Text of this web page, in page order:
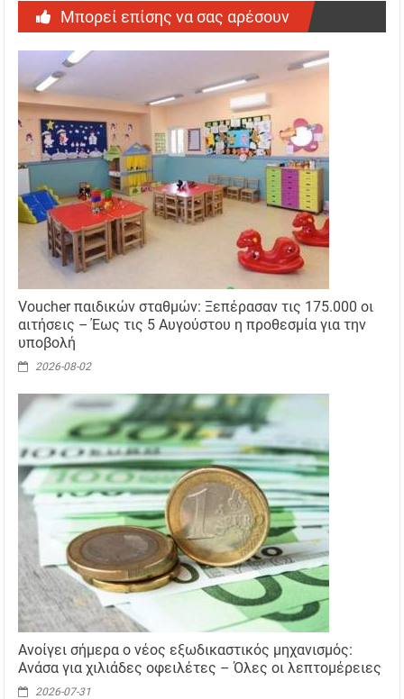
Μπορεί επίσης να σας αρέσουν
Voucher παιδικών σταθμών: Ξεπέρασαν τις 175.000 οι
αιτήσεις – Έως τις 5 Αυγούστου η προθεσμία για την
υποβολή
2026-08-02
Ανοίγει σήμερα ο νέος εξωδικαστικός μηχανισμός:
Ανάσα για χιλιάδες οφειλέτες – Όλες οι λεπτομέρειες
2026-07-31